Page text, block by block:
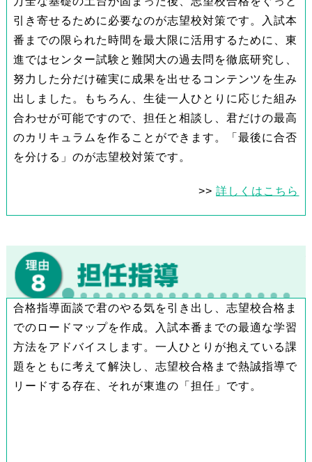
引き寄せるために必要なのが志望校対策です。入試本
番までの限られた時間を最大限に活用するために、東
進ではセンター試験と難関大の過去問を徹底研究し、
努力した分だけ確実に成果を出せるコンテンツを生み
出しました。もちろん、生徒一人ひとりに応じた組み
合わせが可能ですので、担任と相談し、君だけの最高
のカリキュラムを作ることができます。「最後に合否
を分ける」のが志望校対策です。
>>詳しくはこちら
合格指導面談で君のやる気を引き出し、志望校合格ま
でのロードマップを作成。入試本番までの最適な学習
方法をアドバイスします。一人ひとりが抱えている課
題をともに考えて解決し、志望校合格まで熱誠指導で
リードする存在、それが東進の「担任」です。